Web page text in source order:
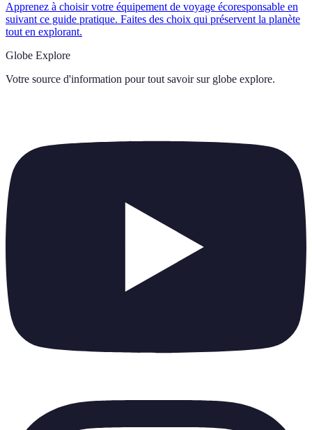
Apprenez à choisir votre équipement de voyage écoresponsable en
suivant ce guide pratique. Faites des choix qui préservent la planète
tout en explorant.
Globe Explore
Votre source d'information pour tout savoir sur globe explore.